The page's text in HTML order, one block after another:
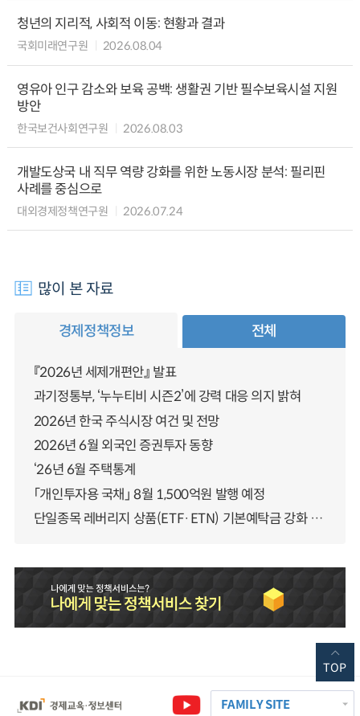
청년의 지리적, 사회적 이동: 현황과 결과
국회미래연구원 2026.08.04
영유아 인구 감소와 보육 공백: 생활권 기반 필수보육시설 지원
방안
한국보건사회연구원 2026.08.03
개발도상국 내 직무 역량 강화를 위한 노동시장 분석: 필리핀
사례를 중심으로
대외경제정책연구원 2026.07.24
많이 본 자료
경제정책정보 전체
『2026년 세제개편안』 발표
과기정통부, ‘누누티비 시즌2’에 강력 대응 의지 밝혀
2026년 한국 주식시장 여건 및 전망
2026년 6월 외국인 증권투자 동향
‘26년 6월 주택통계
「개인투자용 국채」 8월 1,500억원 발행 예정
단일종목 레버리지 상품(ETF·ETN) 기본예탁금 강화 조기시행 방안 안내
FAMILY SITE
TOP